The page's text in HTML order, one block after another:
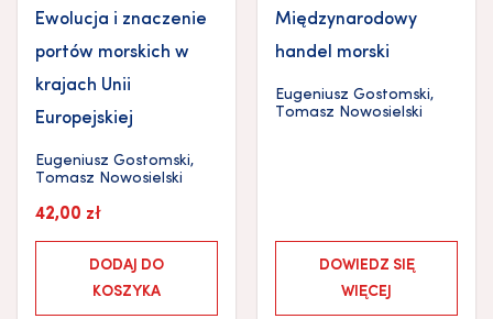
Ewolucja i znaczenie
portów morskich w
krajach Unii
Europejskiej
Eugeniusz Gostomski,
Tomasz Nowosielski
42,00 zł
DODAJ DO
KOSZYKA
Międzynarodowy
handel morski
Eugeniusz Gostomski,
Tomasz Nowosielski
DOWIEDZ SIĘ
WIĘCEJ